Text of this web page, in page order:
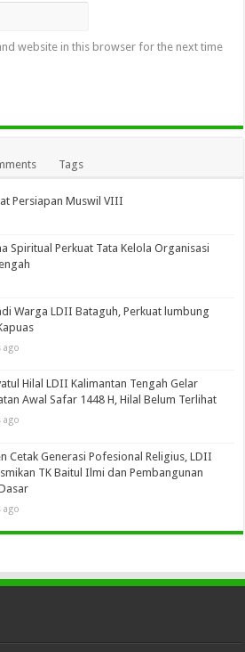
website in this browser for the next time
Tags
Persiapan Muswil VIII
Spiritual Perkuat Tata Kelola Organisasi
Warga LDII Bataguh, Perkuat lumbung
ago
Hilal LDII Kalimantan Tengah Gelar
Awal Safar 1448 H, Hilal Belum Terlihat
ago
Cetak Generasi Pofesional Religius, LDII
TK Baitul Ilmi dan Pembangunan
ago